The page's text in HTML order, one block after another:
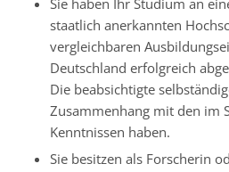
staatlich anerkannten
vergleichbaren
Deutschland erfolgreich
Die beabsichtigte
Zusammenhang mit den im
Kenntnissen haben.
Sie besitzen als Forscherin